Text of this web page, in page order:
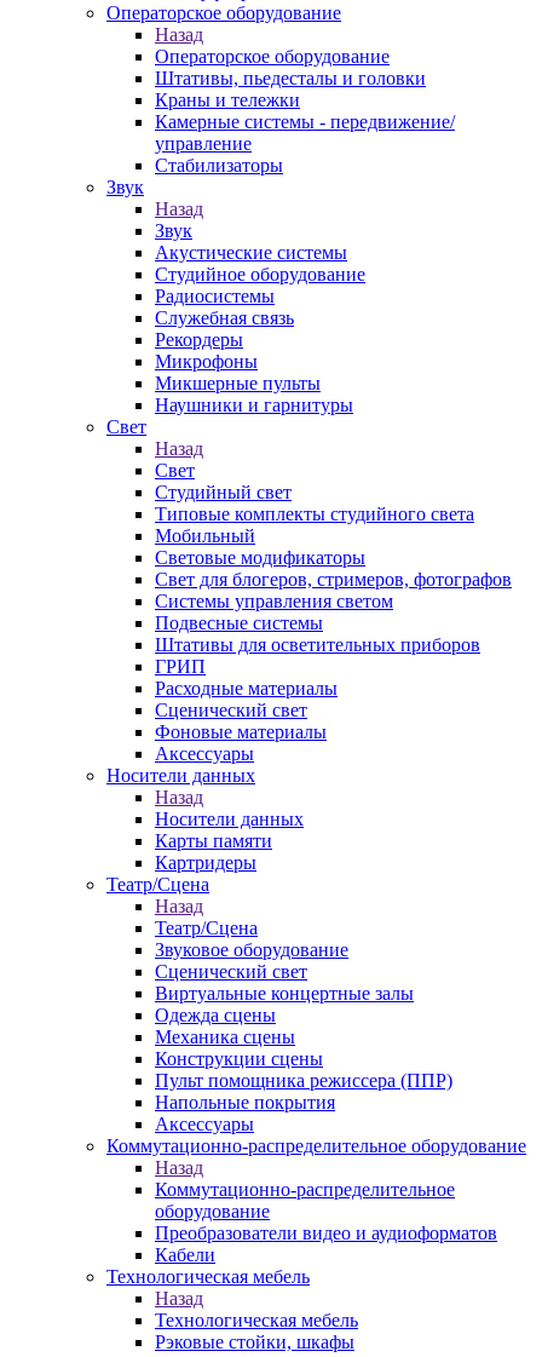
Операторское оборудование
Назад
Операторское оборудование
Штативы, пьедесталы и головки
Краны и тележки
Камерные системы - передвижение/
управление
Стабилизаторы
Звук
Назад
Звук
Акустические системы
Студийное оборудование
Радиосистемы
Служебная связь
Рекордеры
Микрофоны
Микшерные пульты
Наушники и гарнитуры
Свет
Назад
Свет
Студийный свет
Типовые комплекты студийного света
Мобильный
Световые модификаторы
Свет для блогеров, стримеров, фотографов
Системы управления светом
Подвесные системы
Штативы для осветительных приборов
ГРИП
Расходные материалы
Сценический свет
Фоновые материалы
Аксессуары
Носители данных
Назад
Носители данных
Карты памяти
Картридеры
Театр/Сцена
Назад
Театр/Сцена
Звуковое оборудование
Сценический свет
Виртуальные концертные залы
Одежда сцены
Механика сцены
Конструкции сцены
Пульт помощника режиссера (ППР)
Напольные покрытия
Аксессуары
Коммутационно-распределительное оборудование
Назад
Коммутационно-распределительное
оборудование
Преобразователи видео и аудиоформатов
Кабели
Технологическая мебель
Назад
Технологическая мебель
Рэковые стойки, шкафы